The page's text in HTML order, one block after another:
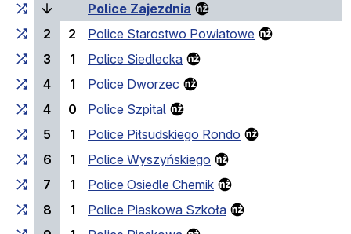
Police Zajezdnia
2
2
Police Starostwo Powiatowe
3
1
Police Siedlecka
4
1
Police Dworzec
4
0
Police Szpital
5
1
Police Piłsudskiego Rondo
6
1
Police Wyszyńskiego
7
1
Police Osiedle Chemik
8
1
Police Piaskowa Szkoła